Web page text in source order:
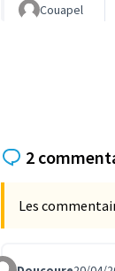
Couapel
2
Les